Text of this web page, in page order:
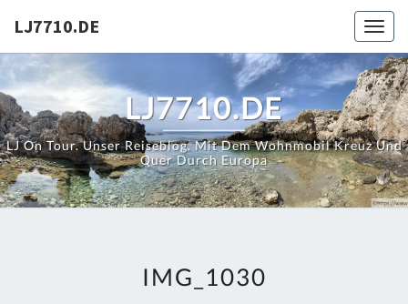
content
LJ7710.DE
LJ7710.DE
LJ On Tour. Unser Reiseblog. Mit Dem Wohnmobil Kreuz Und
Quer Durch Europa
IMG_1030